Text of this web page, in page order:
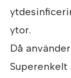
ytor.
Då
Superenkelt